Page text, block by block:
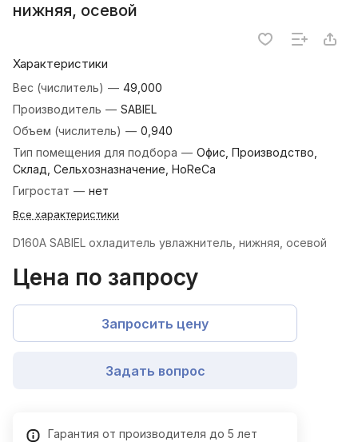
нижняя, осевой
Характеристики
Вес (числитель) — 49,000
Производитель — SABIEL
Объем (числитель) — 0,940
Тип помещения для подбора — Офис, Производство,
Склад, Сельхозназначение, HoReCa
Гигростат — нет
Все характеристики
D160A SABIEL охладитель увлажнитель, нижняя, осевой
Цена по запросу
Запросить цену
Задать вопрос
Гарантия от производителя до 5 лет